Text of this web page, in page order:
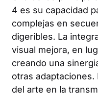
4 es su capacidad
complejas en
digeribles. La
visual mejora, en
creando una
otras
del arte en la